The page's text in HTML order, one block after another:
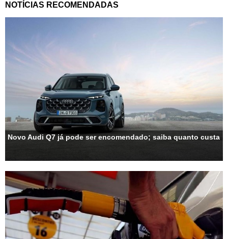
NOTÍCIAS RECOMENDADAS
Novo Audi Q7 já pode ser encomendado; saiba quanto custa